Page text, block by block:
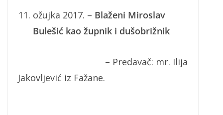
ožujka 2017. – Blaženi Miroslav
Bulešić kao župnik i dušobrižnik
– Predavač: mr. Ilija
Jakovljević iz Fažane.